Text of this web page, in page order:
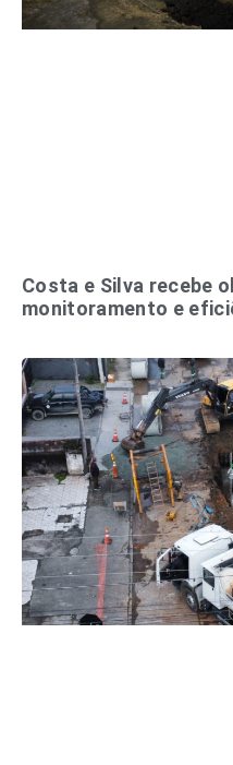
Costa e Silva recebe
monitoramento e